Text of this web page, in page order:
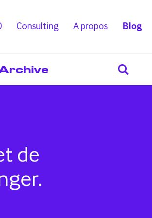
Blog
A propos
Consulting
de